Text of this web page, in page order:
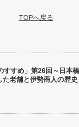
TOPへ戻る
すすめ」第26回～日本橋
老舗と伊勢商人の歴史